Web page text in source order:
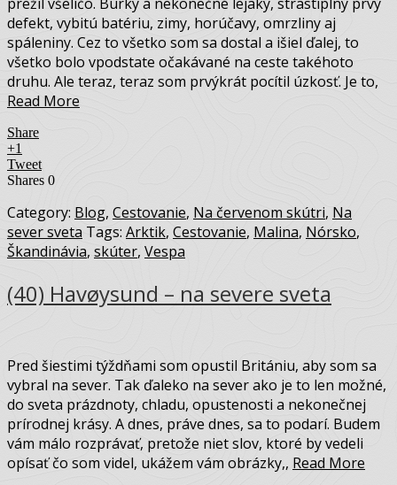
defekt, vybitú batériu, zimy, horúčavy, omrzliny aj
spáleniny. Cez to všetko som sa dostal a išiel ďalej, to
všetko bolo vpodstate očakávané na ceste takéhoto
druhu. Ale teraz, teraz som prvýkrát pocítil úzkosť. Je to,
Read More
Share
+1
Tweet
Shares 0
Category: Blog, Cestovanie, Na červenom skútri, Na
sever sveta Tags: Arktik, Cestovanie, Malina, Nórsko,
Škandinávia, skúter, Vespa
(40) Havøysund – na severe sveta
Pred šiestimi týždňami som opustil Britániu, aby som sa
vybral na sever. Tak ďaleko na sever ako je to len možné,
do sveta prázdnoty, chladu, opustenosti a nekonečnej
prírodnej krásy. A dnes, práve dnes, sa to podarí. Budem
vám málo rozprávať, pretože niet slov, ktoré by vedeli
opísať čo som videl, ukážem vám obrázky,, Read More